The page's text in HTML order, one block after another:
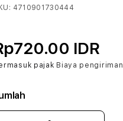
4710901730444
IDR
pajak Biaya pengiriman